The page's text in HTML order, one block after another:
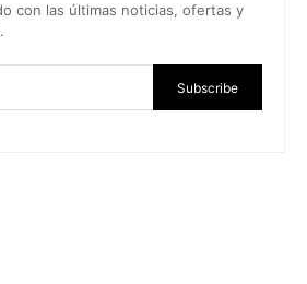
con las últimas noticias, ofertas y
Subscribe